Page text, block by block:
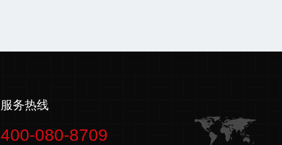
服务热线
400-080-8709